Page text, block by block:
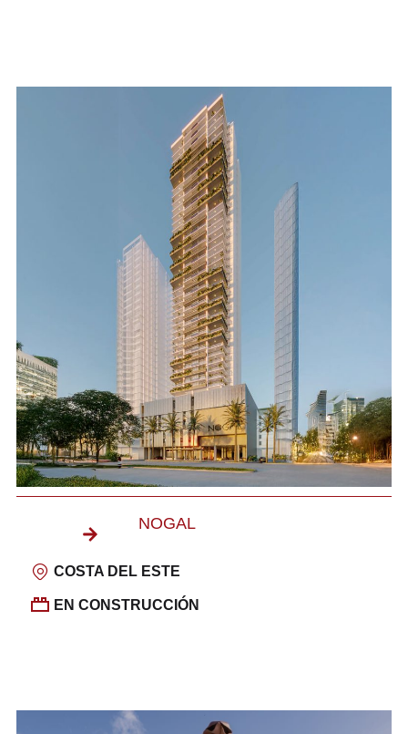
NOGAL
COSTA DEL ESTE
EN CONSTRUCCIÓN